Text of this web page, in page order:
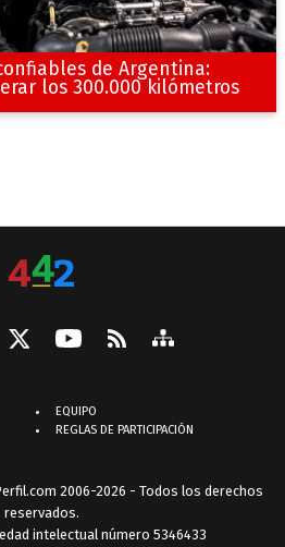
de Argentina:
los 300.000 kilómetros
EQUIPO
REGLAS DE PARTICIPACIÓN
2006-2026 - Todos los derechos
reservados.
intelectual número 5346433